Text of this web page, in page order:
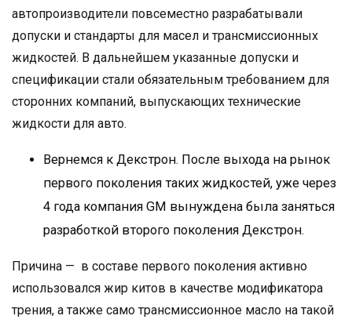
автопроизводители повсеместно разрабатывали
допуски и стандарты для масел и трансмиссионных
жидкостей. В дальнейшем указанные допуски и
спецификации стали обязательным требованием для
сторонних компаний, выпускающих технические
жидкости для авто.
Вернемся к Декстрон. После выхода на рынок
первого поколения таких жидкостей, уже через
4 года компания GM вынуждена была заняться
разработкой второго поколения Декстрон.
Причина — в составе первого поколения активно
использовался жир китов в качестве модификатора
трения, а также само трансмиссионное масло на такой